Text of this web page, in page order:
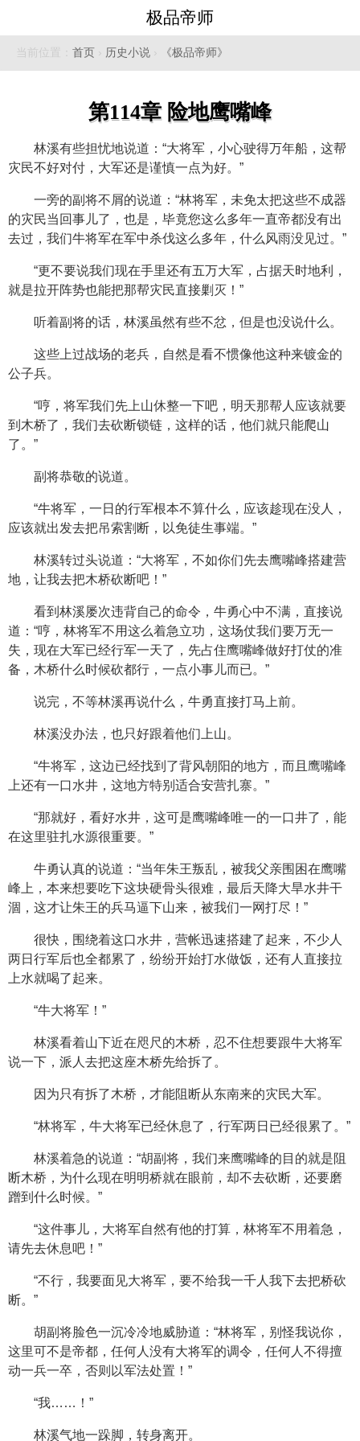
极品帝师
当前位置： 首页 › 历史小说 › 《极品帝师》
第114章 险地鹰嘴峰
林溪有些担忧地说道：“大将军，小心驶得万年船，这帮
灾民不好对付，大军还是谨慎一点为好。”
一旁的副将不屑的说道：“林将军，未免太把这些不成器
的灾民当回事儿了，也是，毕竟您这么多年一直帝都没有出
去过，我们牛将军在军中杀伐这么多年，什么风雨没见过。”
“更不要说我们现在手里还有五万大军，占据天时地利，
就是拉开阵势也能把那帮灾民直接剿灭！”
听着副将的话，林溪虽然有些不忿，但是也没说什么。
这些上过战场的老兵，自然是看不惯像他这种来镀金的
公子兵。
“哼，将军我们先上山休整一下吧，明天那帮人应该就要
到木桥了，我们去砍断锁链，这样的话，他们就只能爬山
了。”
副将恭敬的说道。
“牛将军，一日的行军根本不算什么，应该趁现在没人，
应该就出发去把吊索割断，以免徒生事端。”
林溪转过头说道：“大将军，不如你们先去鹰嘴峰搭建营
地，让我去把木桥砍断吧！”
看到林溪屡次违背自己的命令，牛勇心中不满，直接说
道：“哼，林将军不用这么着急立功，这场仗我们要万无一
失，现在大军已经行军一天了，先占住鹰嘴峰做好打仗的准
备，木桥什么时候砍都行，一点小事儿而已。”
说完，不等林溪再说什么，牛勇直接打马上前。
林溪没办法，也只好跟着他们上山。
“牛将军，这边已经找到了背风朝阳的地方，而且鹰嘴峰
上还有一口水井，这地方特别适合安营扎寨。”
“那就好，看好水井，这可是鹰嘴峰唯一的一口井了，能
在这里驻扎水源很重要。”
牛勇认真的说道：“当年朱王叛乱，被我父亲围困在鹰嘴
峰上，本来想要吃下这块硬骨头很难，最后天降大旱水井干
涸，这才让朱王的兵马逼下山来，被我们一网打尽！”
很快，围绕着这口水井，营帐迅速搭建了起来，不少人
两日行军后也全都累了，纷纷开始打水做饭，还有人直接拉
上水就喝了起来。
“牛大将军！”
林溪看着山下近在咫尺的木桥，忍不住想要跟牛大将军
说一下，派人去把这座木桥先给拆了。
因为只有拆了木桥，才能阻断从东南来的灾民大军。
“林将军，牛大将军已经休息了，行军两日已经很累了。”
林溪着急的说道：“胡副将，我们来鹰嘴峰的目的就是阻
断木桥，为什么现在明明桥就在眼前，却不去砍断，还要磨
蹭到什么时候。”
“这件事儿，大将军自然有他的打算，林将军不用着急，
请先去休息吧！”
“不行，我要面见大将军，要不给我一千人我下去把桥砍
断。”
胡副将脸色一沉冷冷地威胁道：“林将军，别怪我说你，
这里可不是帝都，任何人没有大将军的调令，任何人不得擅
动一兵一卒，否则以军法处置！”
“我……！”
林溪气地一跺脚，转身离开。